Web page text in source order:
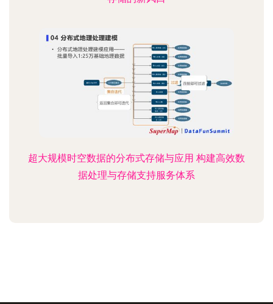
超大规模时空数据的分布式存储与应用 构建高效数
据处理与存储支持服务体系